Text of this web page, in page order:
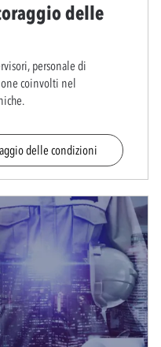
delle
personale di
coinvolti nel
delle condizioni